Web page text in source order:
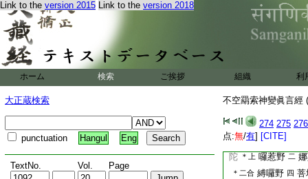
Link to the version 2015 Link to the version 2018
ホーム 検索 ご挨拶 組織 利
大正蔵検索
punctuation Hangul Eng
TextNo. Vol. Page
不空羂索神變眞言經
274 275 276
点:無/有] [CITE]
抳迦野 十一 翳呬薄
麼遜娜 十三 摩
虎嚕虎嚕
二
是眞言法。加持塗
養蓮花遜那哩神一
者。請願加護。則
侍者眞言
娜謨囉怛 ＊二合
陀 ＊上 囉惹野 二
＊二合 縛囉野 四 菩